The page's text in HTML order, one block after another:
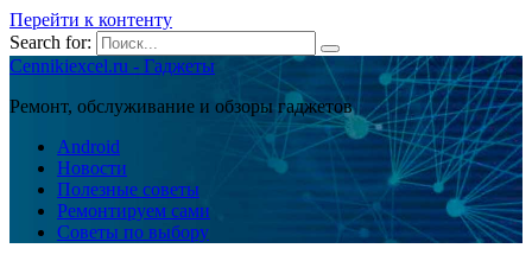
Перейти к контенту
Search for:
Cennikiexcel.ru - Гаджеты
Ремонт, обслуживание и обзоры гаджетов
Android
Новости
Полезные советы
Ремонтируем сами
Советы по выбору